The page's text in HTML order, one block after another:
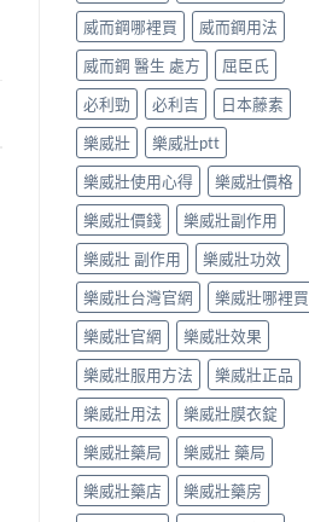
威而鋼哪裡買
威而鋼用法
威而鋼 醫生 處方
屈臣氏
必利勁
必利吉
日本藤素
樂威壯
樂威壯ptt
樂威壯使用心得
樂威壯價格
樂威壯價錢
樂威壯副作用
樂威壯 副作用
樂威壯功效
樂威壯台灣官網
樂威壯哪裡買
樂威壯官網
樂威壯效果
樂威壯服用方法
樂威壯正品
樂威壯用法
樂威壯膜衣錠
樂威壯藥局
樂威壯 藥局
樂威壯藥店
樂威壯藥房